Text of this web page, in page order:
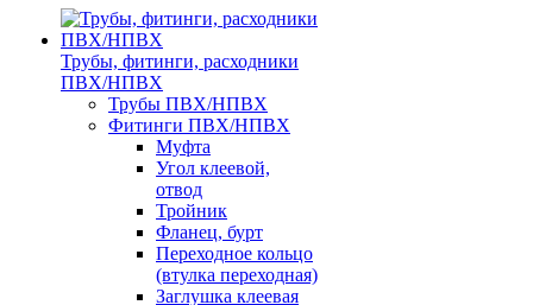
Трубы, фитинги, расходники
ПВХ/НПВХ
Трубы ПВХ/НПВХ
Фитинги ПВХ/НПВХ
Муфта
Угол клеевой,
отвод
Тройник
Фланец, бурт
Переходное кольцо
(втулка переходная)
Заглушка клеевая